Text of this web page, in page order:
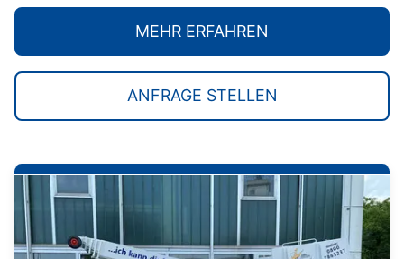
MEHR ERFAHREN
ANFRAGE STELLEN